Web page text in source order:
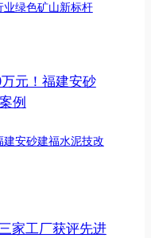
绿色矿山新标杆
建安砂建福水泥技改